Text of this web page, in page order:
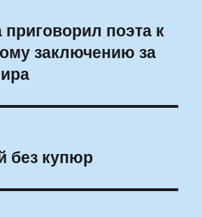
приговорил поэта к
заключению за
без купюр